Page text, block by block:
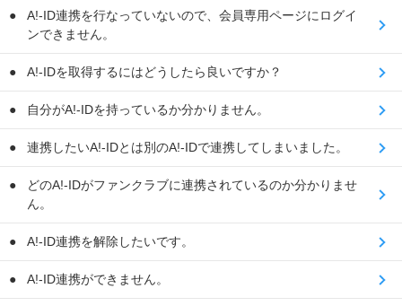
A!-ID連携を行なっていないので、会員専用ページにログイ
ンできません。
A!-IDを取得するにはどうしたら良いですか？
自分がA!-IDを持っているか分かりません。
連携したいA!-IDとは別のA!-IDで連携してしまいました。
どのA!-IDがファンクラブに連携されているのか分かりませ
ん。
A!-ID連携を解除したいです。
A!-ID連携ができません。